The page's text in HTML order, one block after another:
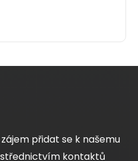
přidat se k našemu
kontaktů